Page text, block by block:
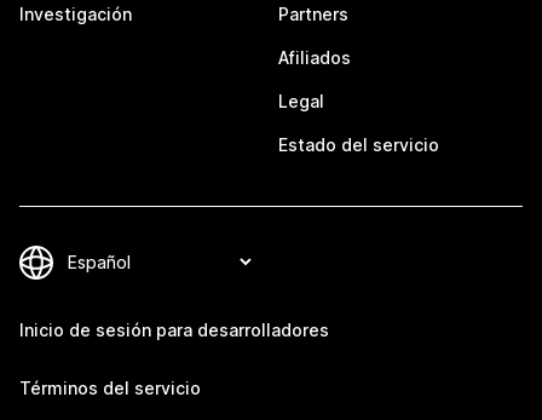
Investigación Partners
Afiliados
Legal
Estado del servicio
Inicio de sesión para desarrolladores
Términos del servicio